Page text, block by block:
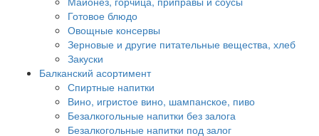
Готовое блюдо
Овощные консервы
Зерновые и другие питательные вещества, хлеб
Закуски
Балканский асортимент
Спиртные напитки
Вино, игристое вино, шампанское, пиво
Безалкогольные напитки без залога
Безалкогольные напитки под залог